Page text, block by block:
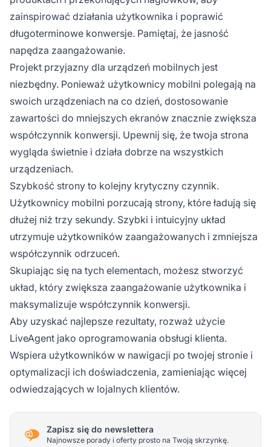
zainspirować działania użytkownika i poprawić
długoterminowe konwersje. Pamiętaj, że jasność
napędza zaangażowanie.
Projekt przyjazny dla urządzeń mobilnych jest
niezbędny. Ponieważ użytkownicy mobilni polegają na
swoich urządzeniach na co dzień, dostosowanie
zawartości do mniejszych ekranów znacznie zwiększa
współczynnik konwersji. Upewnij się, że twoja strona
wygląda świetnie i działa dobrze na wszystkich
urządzeniach.
Szybkość strony to kolejny krytyczny czynnik.
Użytkownicy mobilni porzucają strony, które ładują się
dłużej niż trzy sekundy. Szybki i intuicyjny układ
utrzymuje użytkowników zaangażowanych i zmniejsza
współczynnik odrzuceń.
Skupiając się na tych elementach, możesz stworzyć
układ, który zwiększa zaangażowanie użytkownika i
maksymalizuje współczynnik konwersji.
Aby uzyskać najlepsze rezultaty, rozważ użycie
LiveAgent jako oprogramowania obsługi klienta.
Wspiera użytkowników w nawigacji po twojej stronie i
optymalizacji ich doświadczenia, zamieniając więcej
odwiedzających w lojalnych klientów.
Zapisz się do newslettera
Najnowsze porady i oferty prosto na Twoją skrzynkę.